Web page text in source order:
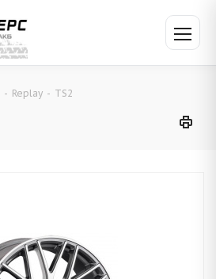
- Replay - TS2